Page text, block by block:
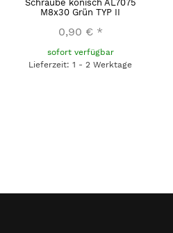
Schraube konisch AL7075
M8x30 Grün TYP II
0,90 € *
sofort verfügbar
Lieferzeit: 1 - 2 Werktage